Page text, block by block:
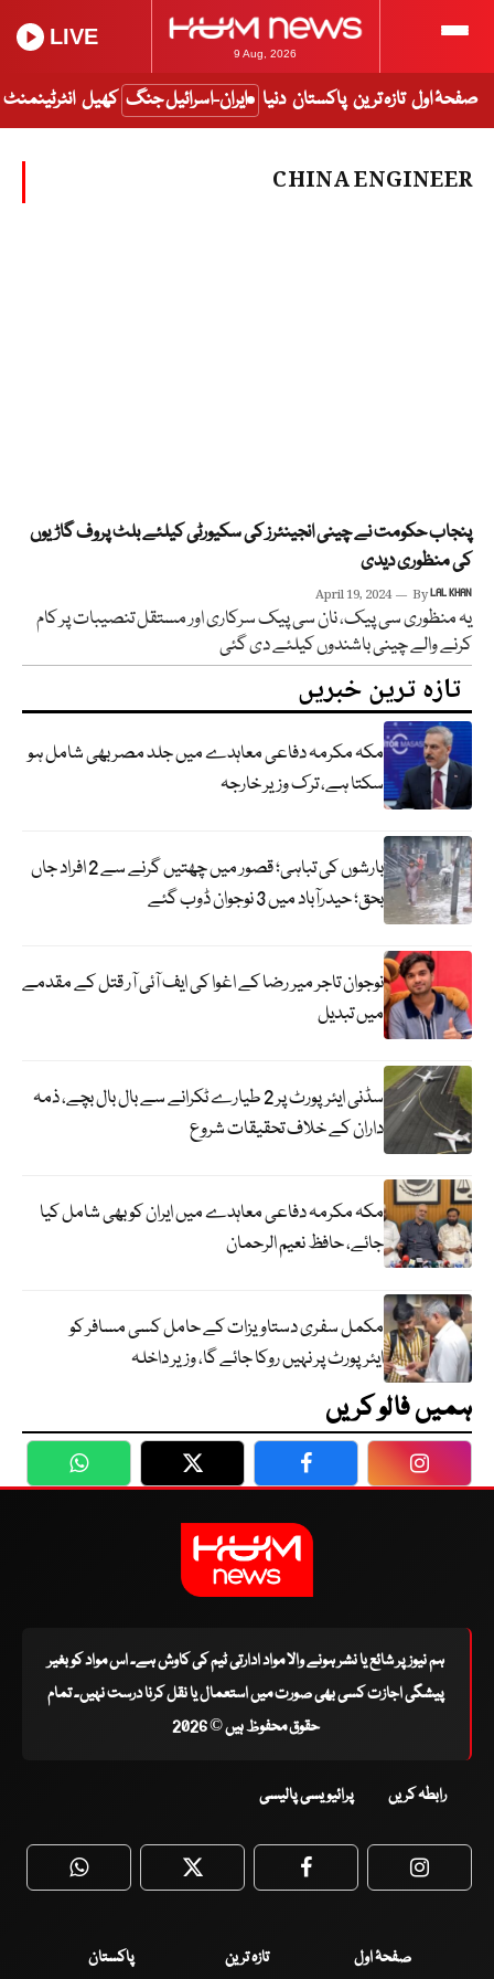
9 Aug, 2026
LIVE
صفحۂ اول تازہ ترین پاکستان دنیا ایران-اسرائیل جنگ کھیل انٹرٹینمنٹ
CHINA ENGINEER
پنجاب حکومت نے چینی انجینئرز کی سکیورٹی کیلئے بلٹ پروف گاڑیوں
کی منظوری دیدی
April 19, 2024 ByLAL KHAN
یہ منظوری سی پیک، نان سی پیک سرکاری اور مستقل تنصیبات پر کام
کرنے والے چینی باشندوں کیلئے دی گئی
تازہ ترین خبریں
مکہ مکرمہ دفاعی معاہدے میں جلد مصر بھی شامل ہو
سکتا ہے، ترک وزیر خارجہ
بارشوں کی تباہی؛ قصور میں چھتیں گرنے سے 2 افراد جاں
بحق؛ حیدرآباد میں 3 نوجوان ڈوب گئے
نوجوان تاجر میر رضا کے اغوا کی ایف آئی آر قتل کے مقدمے
میں تبدیل
سڈنی ایئرپورٹ پر 2 طیارے ٹکرانے سے بال بال بچے، ذمہ
داران کے خلاف تحقیقات شروع
مکہ مکرمہ دفاعی معاہدے میں ایران کو بھی شامل کیا
جائے، حافظ نعیم الرحمان
مکمل سفری دستاویزات کے حامل کسی مسافر کو
ایئرپورٹ پر نہیں روکا جائے گا، وزیر داخلہ
ہمیں فالو کریں
WhatsApp Twitter Facebook
ہم نیوز پر شائع یا نشر ہونے والا مواد ادارتی ٹیم کی کاوش ہے۔ اس مواد کو بغیر
پیشگی اجازت کسی بھی صورت میں استعمال یا نقل کرنا درست نہیں۔ تمام
حقوق محفوظ ہیں © 2026
رابطہ کریں پرائیویسی پالیسی
WhatsApp Twitter Facebook
صفحۂ اول تازہ ترین
پاکستان